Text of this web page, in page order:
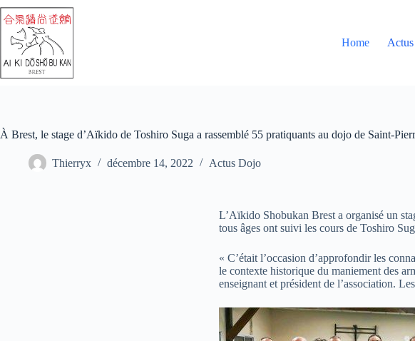
Home
À Brest, le stage d’Aïkido de Toshiro Suga a rassemblé 55 pratiquants au dojo de Saint-
Thierryx décembre 14, 2022 Actus Dojo
L’Aïkido Shobukan Brest a organisé un
tous âges ont suivi les cours de Toshiro
« C’était l’occasion d’approfondir les
le contexte historique du maniement des
enseignant et président de l’association.